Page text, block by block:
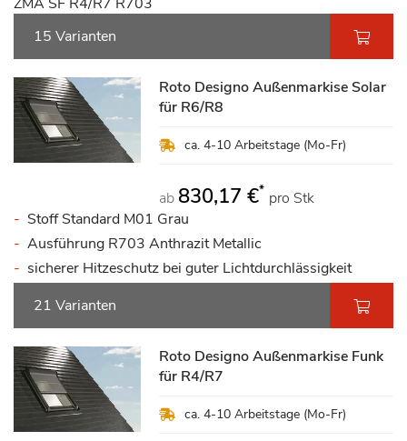
15 Varianten
Roto Designo Außenmarkise Solar
für R6/R8
ca. 4-10 Arbeitstage (Mo-Fr)
ab 830,17 €* pro Stk
Stoff Standard M01 Grau
Ausführung R703 Anthrazit Metallic
sicherer Hitzeschutz bei guter Lichtdurchlässigkeit
21 Varianten
Roto Designo Außenmarkise Funk
für R4/R7
ca. 4-10 Arbeitstage (Mo-Fr)